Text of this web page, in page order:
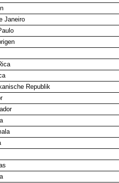
Janeiro
Republik